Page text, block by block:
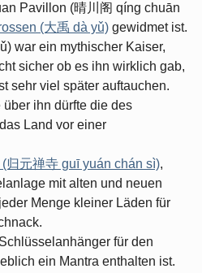
Pavillon (晴川阁 qíng chuān
(大禹 dà yǔ) gewidmet ist.
war ein mythischer Kaiser,
sicher ob es ihn wirklich gab,
sehr viel später auftauchen.
ihn dürfte die des
Land vor einer
归元禅寺 guī yuán chán sì),
mit alten und neuen
Menge kleiner Läden für
für den
ein Mantra enthalten ist.